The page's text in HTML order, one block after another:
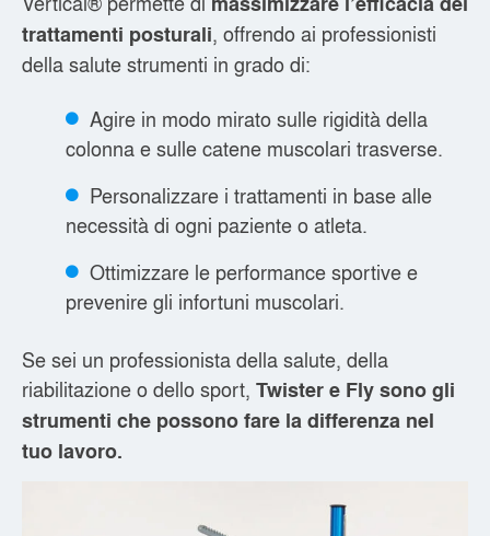
trattamenti posturali, offrendo ai professionisti
della salute strumenti in grado di:
Agire in modo mirato sulle rigidità della
colonna e sulle catene muscolari trasverse.
Personalizzare i trattamenti in base alle
necessità di ogni paziente o atleta.
Ottimizzare le performance sportive e
prevenire gli infortuni muscolari.
Se sei un professionista della salute, della
riabilitazione o dello sport, Twister e Fly sono gli
strumenti che possono fare la differenza nel
tuo lavoro.